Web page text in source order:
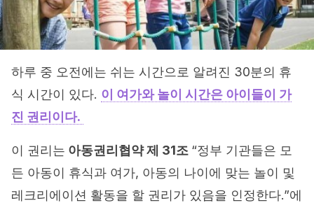
하루 중 오전에는 쉬는 시간으로 알려진 30분의 휴
식 시간이 있다. 이 여가와 놀이 시간은 아이들이 가
진 권리이다.
이 권리는 아동권리협약 제 31조 “정부 기관들은 모
든 아동이 휴식과 여가, 아동의 나이에 맞는 놀이 및
레크리에이션 활동을 할 권리가 있음을 인정한다.”에